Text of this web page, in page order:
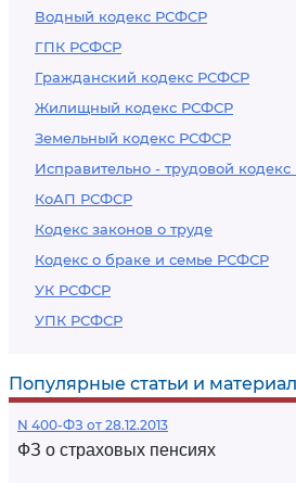
Водный кодекс РСФСР
ГПК РСФСР
Гражданский кодекс РСФСР
Жилищный кодекс РСФСР
Земельный кодекс РСФСР
Исправительно - трудовой
КоАП РСФСР
Кодекс законов о труде
Кодекс о браке и семье РСФСР
УК РСФСР
УПК РСФСР
Популярные статьи и
N 400-ФЗ от 28.12.2013
ФЗ о страховых пенсиях